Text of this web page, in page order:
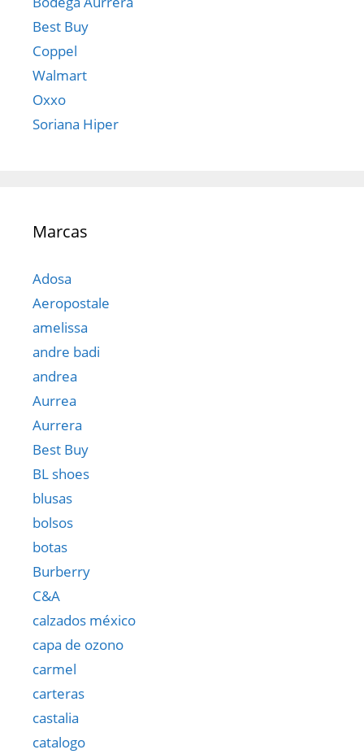
Best Buy
Coppel
Walmart
Oxxo
Soriana Hiper
Marcas
Adosa
Aeropostale
amelissa
andre badi
andrea
Aurrea
Aurrera
Best Buy
BL shoes
blusas
bolsos
botas
Burberry
C&A
calzados méxico
capa de ozono
carmel
carteras
castalia
catalogo